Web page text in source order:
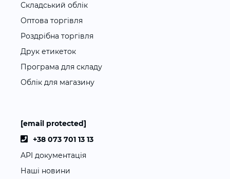
Складський облік
Оптова торгівля
Роздрібна торгівля
Друк етикеток
Програма для складу
Облік для магазину
[email protected]
+38 073 701 13 13
API документація
Наші новини